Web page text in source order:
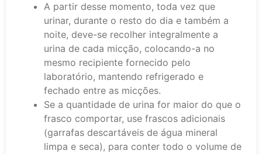
A partir desse momento, toda vez que
urinar, durante o resto do dia e também a
noite, deve-se recolher integralmente a
urina de cada micção, colocando-a no
mesmo recipiente fornecido pelo
laboratório, mantendo refrigerado e
fechado entre as micções.
Se a quantidade de urina for maior do que o
frasco comportar, use frascos adicionais
(garrafas descartáveis de água mineral
limpa e seca), para conter todo o volume de